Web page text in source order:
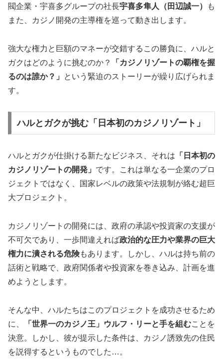
閥企業・宇喜多グループの社長宇喜多隼人（田辺誠一）
も
また、カジノ開発の主導権を巡って動き出します。
強大な権力と巨額のマネーが交錯するこの勝負に、ハルと
ガクはどのように挑むのか？
「カジノリゾートの覇権を握
るのは誰か？」
という緊迫のストーリーが繰り広げられま
す。
ハルとガクが挑む「日本初のカジノリゾート」
ハルとガクが仕掛ける新たなビジネス、それは 「日本初の
カジノリゾートの開発」 です。これは単なる一企業のプロ
ジェクトではなく、国家レベルの政策や法規制が絡む超巨
大プロジェクト。
カジノリゾートの開発には、政府の承認や投資家の支援が
不可欠であり、一歩間違えれば政治的な圧力や業界の巨大
権力に潰される危険もあります。しかし、ハルは持ち前の
話術と戦略で、政府関係者や投資家を巻き込み、計画を進
めようとします。
そんな中、ハルたちはこのプロジェクトを成功させるため
に、
「世界一のカジノ王」ウルフ・リーと手を組むことを
決意。しかし、彼が提示した条件は、カジノ誘致先の住民
を説得するというものでした…。